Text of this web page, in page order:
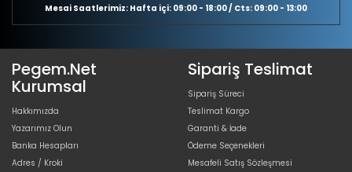
Mesai Saatlerimiz: Hafta içi: 09:00 - 18:00 / Cts: 09:00 - 13:00
Pegem.Net
Kurumsal
Hakkımızda
Yazarımız Olun
Banka Hesapları
Adres / Kroki
Sipariş Teslimat
Sipariş Süreci
Teslimat Kargo
Garanti & İade
Ödeme Seçenekleri
Mesafeli Satış Sözleşmesi